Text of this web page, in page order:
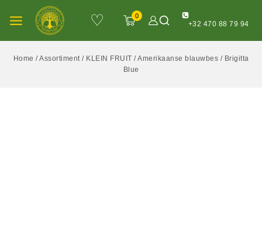
♡ 0
+32 470 88 79 94
Home /Assortiment / KLEIN FRUIT /Amerikaanse blauwbes / Brigitta
Blue